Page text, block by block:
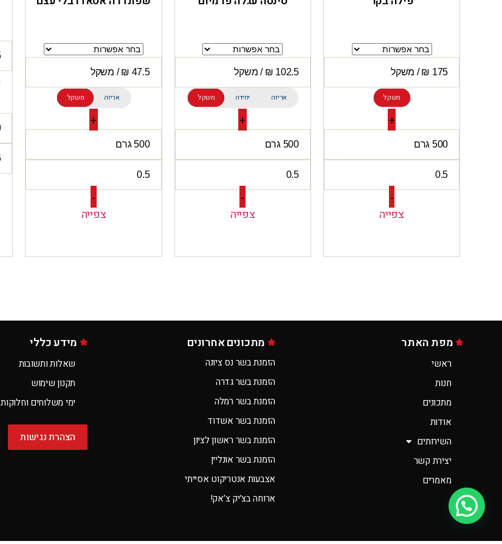
משקל
+
-
צפייה
משקל יחידה אריזה
+
-
צפייה
משקל אריזה
+
-
צפייה
מפת האתר
ראשי
חנות
מתכונים
אודות
השירותים
יצירת קשר
מאמרים
מתכונים אחרונים
הזמנת בשר נס ציונה
הזמנת בשר גדרה
הזמנת בשר רמלה
הזמנת בשר אשדוד
הזמנת בשר ראשון לציון
הזמנת בשר אונליין
אצבעות אנטריקוט אסייתי
ארוחה בצ’יק צ’אק!
מידע כללי
שאלות ותשובות
תקנון שימוש
ימי משלוחים וחלוקות
הצהרת נגישות